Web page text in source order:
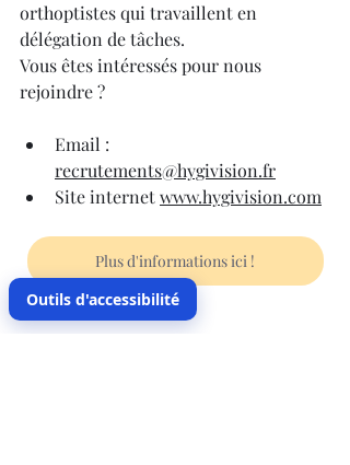
orthoptistes qui travaillent en
délégation de tâches.
Vous êtes intéressés pour nous
rejoindre ?
Email :
recrutements@hygivision.fr
Site internet www.hygivision.com
Plus d'informations ici !
Outils d'accessibilité